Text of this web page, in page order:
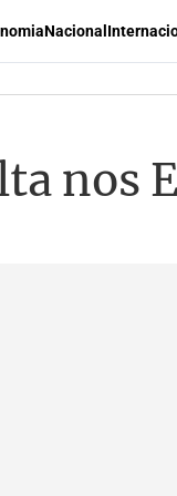
Nacional
nos